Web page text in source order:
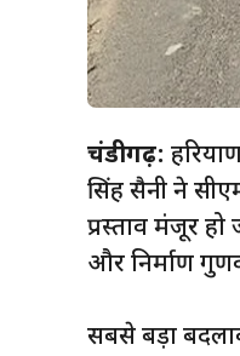
चंडीगढ़:
सिंह सैनी ने
प्रस्ताव मंजूर हो
और निर्माण
सबसे बड़ा